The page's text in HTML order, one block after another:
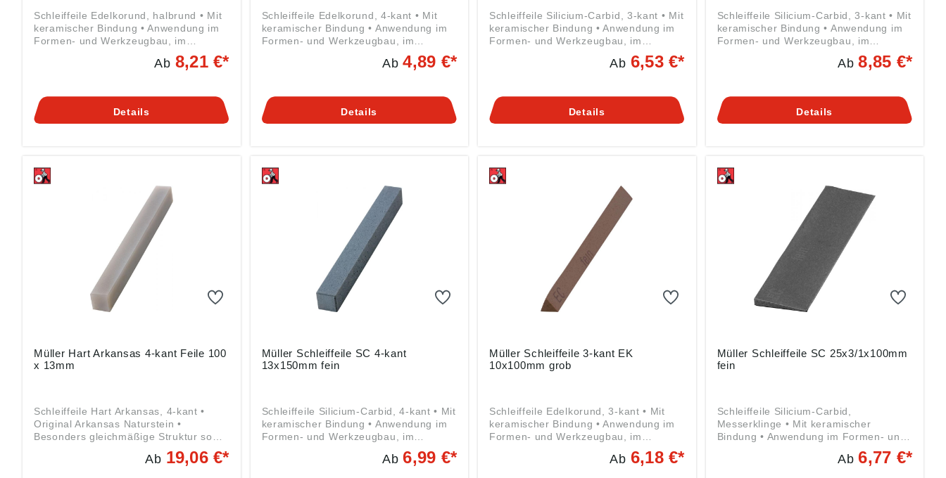
Schleiffeile Edelkorund, halbrund • Mit
keramischer Bindung • Anwendung im
Formen- und Werkzeugbau, im
Apparatebau • Zum Werkzeugschleifen
Werkzeugen und vor allem auch an
allen Werkzeugen für die Kunststoff-
Werkzeugen, Präzisionsmessgeräten,
Schablonen und ähnlichen Materialien
Produktsicherheitsverordnung ((EU)
2023/998): Friedrich Müller
Schleifmittelwerk GmbH, Kirchenweg
17-18, 67808 Ransweiler, DE,
info@schleifmittelwerk-friedrich-
Ab 8,21 €*
Details
Schleiffeile Edelkorund, 4-kant • Mit
keramischer Bindung • Anwendung im
Formen- und Werkzeugbau, im
Apparatebau • Zum Werkzeugschleifen
Werkzeugen und vor allem auch an
allen Werkzeugen für die Kunststoff-
Werkzeugen, Präzisionsmessgeräten,
Schablonen und ähnlichen Materialien
Produktsicherheitsverordnung ((EU)
2023/998): Friedrich Müller
Schleifmittelwerk GmbH, Kirchenweg
17-18, 67808 Ransweiler, DE,
info@schleifmittelwerk-friedrich-
Ab4,89 €*
Details
Schleiffeile Silicium-Carbid, 3-kant • Mit
keramischer Bindung • Anwendung im
Formen- und Werkzeugbau, im
Apparatebau • Zum Werkzeugschleifen
Werkzeugen und vor allem auch an
allen Werkzeugen für die Kunststoff-
Bearbeiten von Aluminium, Bronze,
Glas, Stein, Grauguss und ähnlichen
Produktsicherheitsverordnung ((EU)
2023/998): Friedrich Müller
Schleifmittelwerk GmbH, Kirchenweg
17-18, 67808 Ransweiler, DE,
info@schleifmittelwerk-friedrich-
Ab 6,53 €*
Details
Schleiffeile Silicium-Carbid, 3-kant • Mit
keramischer Bindung • Anwendung im
Formen- und Werkzeugbau, im
Apparatebau • Zum Werkzeugschleifen
Werkzeugen und vor allem auch an
allen Werkzeugen für die Kunststoff-
Bearbeiten von Aluminium, Bronze,
Glas, Stein, Grauguss und ähnlichen
Produktsicherheitsverordnung ((EU)
2023/998): Friedrich Müller
Schleifmittelwerk GmbH, Kirchenweg
17-18, 67808 Ransweiler, DE,
info@schleifmittelwerk-friedrich-
Ab8,85 €*
Details
Müller Hart Arkansas 4-kant Feile 100
x 13mm
Schleiffeile Hart Arkansas, 4-kant •
Original Arkansas Naturstein •
Besonders gleichmäßige Struktur sowie
hohe Feinheit und Härte sind die
Voraussetzungen für eine sanfte, aber
Ab 19,06 €*
Müller Schleiffeile SC 4-kant
13x150mm fein
Schleiffeile Silicium-Carbid, 4-kant • Mit
keramischer Bindung • Anwendung im
Formen- und Werkzeugbau, im
Apparatebau • Zum Werkzeugschleifen
Ab6,99 €*
Müller Schleiffeile 3-kant EK
10x100mm grob
Schleiffeile Edelkorund, 3-kant • Mit
keramischer Bindung • Anwendung im
Formen- und Werkzeugbau, im
Apparatebau • Zum Werkzeugschleifen
Ab 6,18 €*
Müller Schleiffeile SC 25x3/1x100mm
fein
Schleiffeile Silicium-Carbid,
Messerklinge • Mit keramischer
Bindung • Anwendung im Formen- und
Werkzeugbau, im allgemeinen
Maschinen- und Apparatebau • Zum
Ab6,77 €*